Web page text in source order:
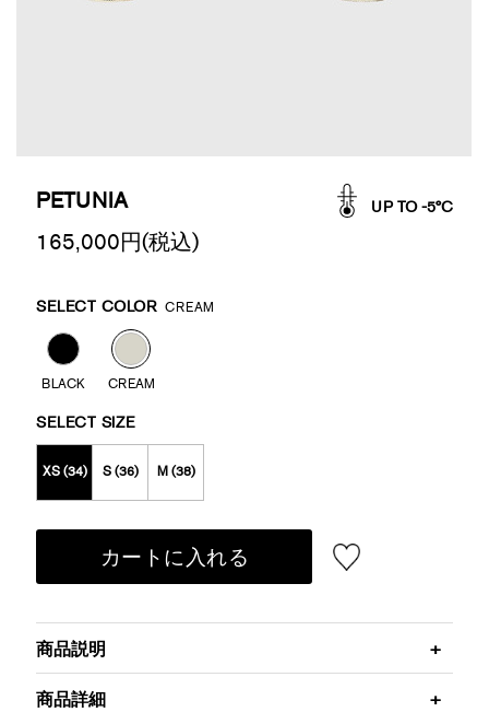
PETUNIA UP TO -5°C
165,000円(税込)
Variations
SELECT COLOR CREAM
BLACK CREAM
SELECT SIZE
XS (34) S (36) M (38)
カートに入れる
商品説明
商品詳細